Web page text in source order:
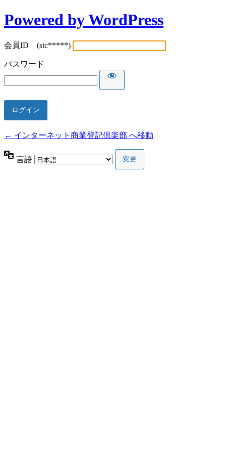
Powered by WordPress
会員ID (stc*****)
パスワード
← インターネット商業登記倶楽部 へ移動
言語